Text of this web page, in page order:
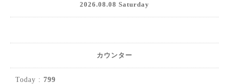
2026.08.08 Saturday
カウンター
Today : 799